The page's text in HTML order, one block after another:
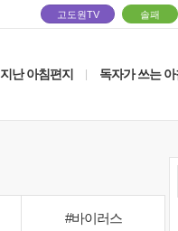
고도원TV 솔패
지난 아침편지 독자가 쓰는 아
#바이러스